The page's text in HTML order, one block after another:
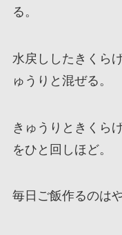
る。
水戻ししたきくら
ゅうりと混ぜる。
きゅうりときくら
をひと回しほど。
毎日ご飯作るのは